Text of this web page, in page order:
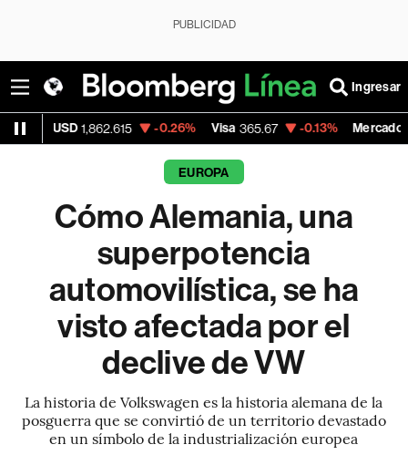
PUBLICIDAD
Ingresar
-0.26% Visa 365.67 -0.13% MercadoLibre 1,900.47
EUROPA
Cómo Alemania, una
superpotencia
automovilística, se ha
visto afectada por el
declive de VW
La historia de Volkswagen es la historia alemana de la
posguerra que se convirtió de un territorio devastado
en un símbolo de la industrialización europea